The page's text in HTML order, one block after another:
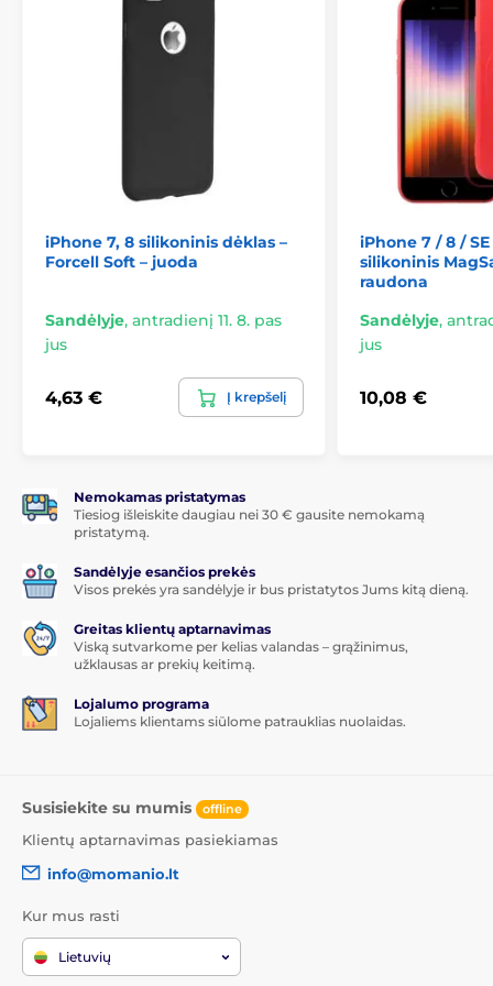
iPhone 7, 8 silikoninis dėklas –
Forcell Soft – juoda
Sandėlyje, antradienį 11. 8. pas
jus
4,63 € Į krepšelį
iPhone 7 / 8 /
silikoninis
raudona
Sandėlyje,
jus
10,08 €
Nemokamas pristatymas
Tiesiog išleiskite daugiau nei 30 € gausite nemokamą
pristatymą.
Sandėlyje esančios prekės
Visos prekės yra sandėlyje ir bus pristatytos Jums kitą dieną.
Greitas klientų aptarnavimas
Viską sutvarkome per kelias valandas – grąžinimus,
užklausas ar prekių keitimą.
Lojalumo programa
Lojaliems klientams siūlome patrauklias nuolaidas.
Susisiekite su mumis offline
Klientų aptarnavimas pasiekiamas
info@momanio.lt
Kur mus rasti
Lietuvių